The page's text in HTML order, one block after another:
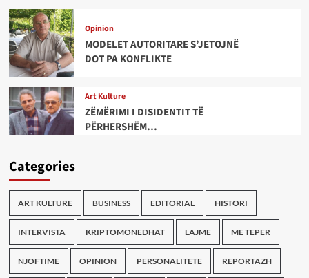
Opinion
MODELET AUTORITARE S’JETOJNË
DOT PA KONFLIKTE
Art Kulture
ZËMËRIMI I DISIDENTIT TË
PËRHERSHËM…
Categories
ART KULTURE BUSINESS EDITORIAL HISTORI
INTERVISTA KRIPTOMONEDHAT LAJME ME TEPER
NJOFTIME OPINION PERSONALITETE REPORTAZH